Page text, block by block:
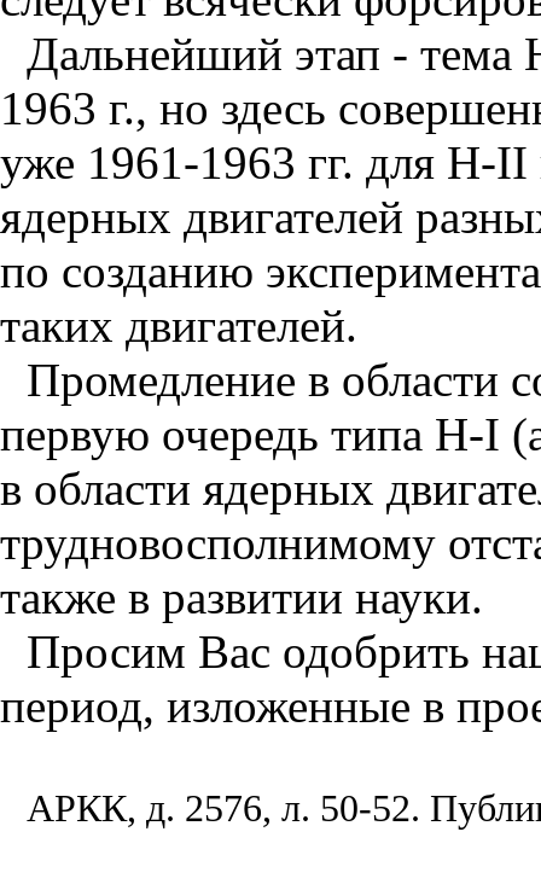
Дальнейший этап - тема
1963 г., но здесь
уже 1961-1963 гг. для Н-II
ядерных двигателей
по созданию
таких двигателей.
Промедление в области
первую очередь типа Н-I
в области ядерных
трудновосполнимому
также в развитии науки.
Просим Вас одобрить
период, изложенные в
АРКК, д. 2576, л. 50-52.